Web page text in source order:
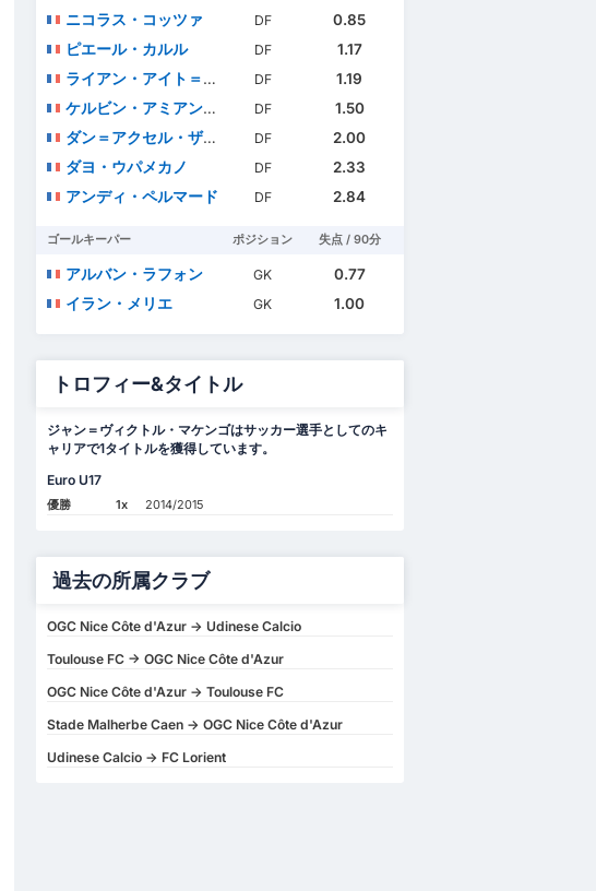
ニコラス・コッツァ
DF
0.85
ピエール・カルル
DF
1.17
ライアン・アイト＝ヌーリ
DF
1.19
ケルビン・アミアン・アドゥ
DF
1.50
ダン＝アクセル・ザガドゥ
DF
2.00
ダヨ・ウパメカノ
DF
2.33
アンディ・ペルマード
DF 2.84
ゴールキーパー ポジション 失点 / 90分
アルバン・ラフォン GK
0.77
イラン・メリエ
GK 1.00
トロフィー&タイトル
ジャン＝ヴィクトル・マケンゴはサッカー選手としてのキ
ャリアで1タイトルを獲得しています。
Euro U17
優勝 1x 2014/2015
過去の所属クラブ
OGC Nice Côte d'Azur -> Udinese Calcio
Toulouse FC -> OGC Nice Côte d'Azur
OGC Nice Côte d'Azur -> Toulouse FC
Stade Malherbe Caen -> OGC Nice Côte d'Azur
Udinese Calcio -> FC Lorient